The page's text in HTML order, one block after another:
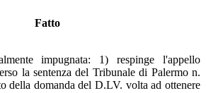
Fatto
impugnata: 1) respinge l'appello
la sentenza del Tribunale di Palermo n.
della domanda del D.LV. volta ad ottenere